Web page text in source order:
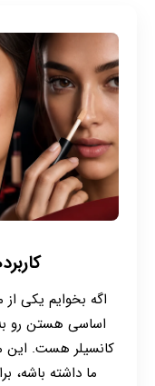
اگه بخوایم یکی
اساسی هستن رو
کانسیلر هست. این
ما داشته باشه،